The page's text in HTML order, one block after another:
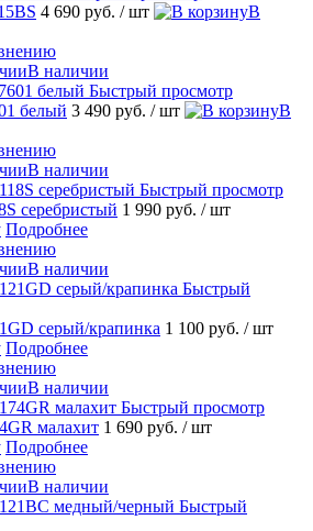
4 690 руб. / шт
В
В наличии
Быстрый просмотр
белый 3 490 руб. / шт
В
В наличии
Быстрый просмотр
серебристый 1 990 руб. / шт
Подробнее
В наличии
Быстрый
серый/крапинка 1 100 руб. / шт
Подробнее
В наличии
Быстрый просмотр
малахит 1 690 руб. / шт
Подробнее
В наличии
Быстрый